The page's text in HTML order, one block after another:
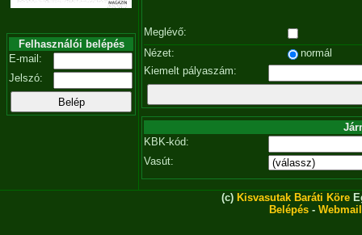
Felhasználói belépés
E-mail:
Jelszó:
Meglévő:
Nézet:
normál
Kiemelt pályaszám:
KBK-kód:
Vasút:
(c) Kisvasutak Baráti Köre
Belépés - Webmail